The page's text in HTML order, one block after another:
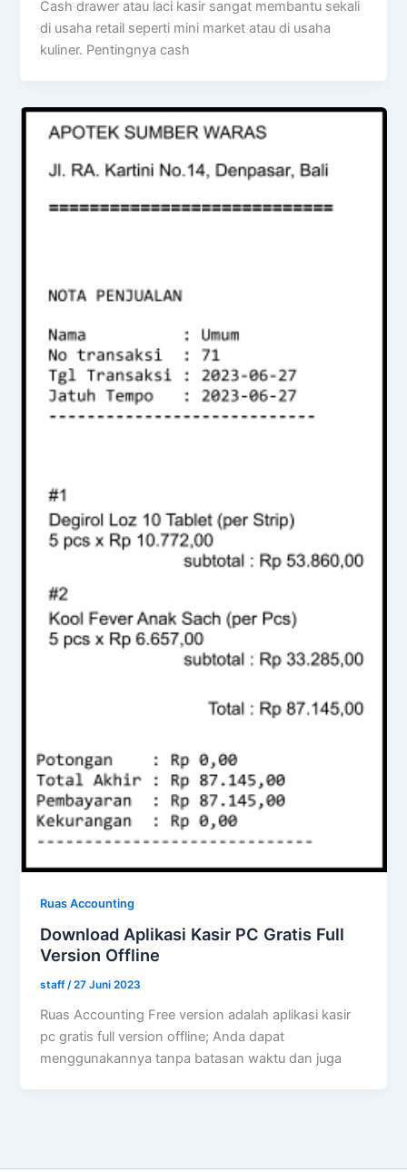
Cash drawer atau laci kasir sangat membantu sekali
di usaha retail seperti mini market atau di usaha
kuliner. Pentingnya cash
Ruas Accounting
Download Aplikasi Kasir PC Gratis Full
Version Offline
staff/27 Juni 2023
Ruas Accounting Free version adalah aplikasi kasir
pc gratis full version offline; Anda dapat
menggunakannya tanpa batasan waktu dan juga